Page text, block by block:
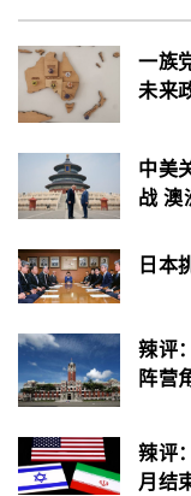
一族
未来
中美
战 澳
日本
辣评
阵营
辣评
月结